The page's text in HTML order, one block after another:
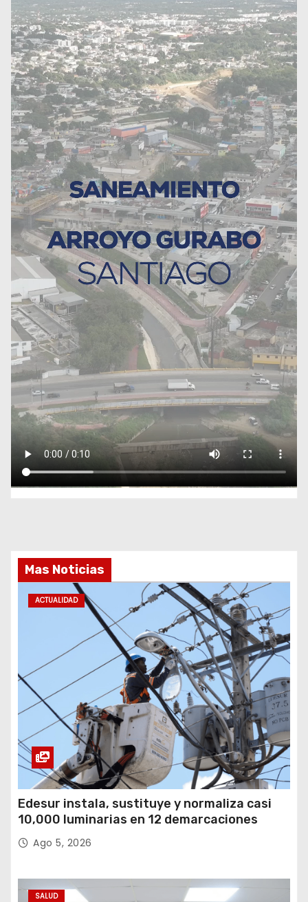
Mas Noticias
ACTUALIDAD
Edesur instala, sustituye y normaliza casi
10,000 luminarias en 12 demarcaciones
Ago 5, 2026
SALUD